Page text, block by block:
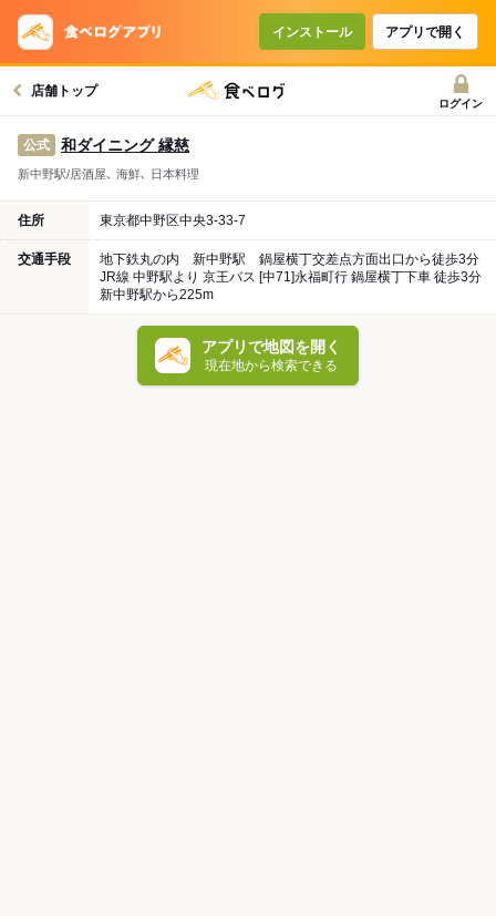
インストール アプリで開く
店舗トップ
ログイン
公式 和ダイニング 縁慈
新中野駅/居酒屋､ 海鮮､ 日本料理
住所 東京都中野区中央3-33-7
交通手段
地下鉄丸の内 新中野駅 鍋屋横丁交差点方面出口から徒歩3分
JR線 中野駅より 京王バス [中71]永福町行 鍋屋横丁下車 徒歩3分
新中野駅から225m
アプリで地図を開く
現在地から検索できる